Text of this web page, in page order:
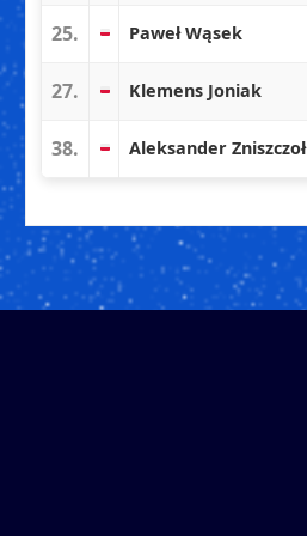
25. Paweł Wąsek
27. Klemens Joniak
38. Aleksander Zniszczoł